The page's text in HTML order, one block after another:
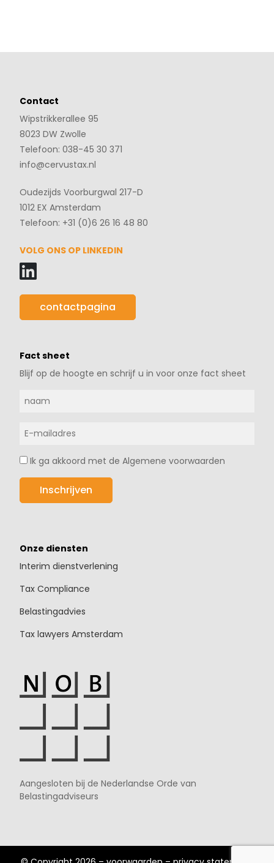
Contact
Wipstrikkerallee 95
8023 DW Zwolle
Telefoon: 038-45 30 371
info@cervustax.nl
Oudezijds Voorburgwal 217-D
1012 EX Amsterdam
Telefoon: +31 (0)6 26 16 48 80
VOLG ONS OP LINKEDIN
contactpagina
Fact sheet
Blijf op de hoogte en schrijf u in voor onze fact sheet
Ik ga akkoord met de Algemene voorwaarden
Onze diensten
Interim dienstverlening
Tax Compliance
Belastingadvies
Tax lawyers Amsterdam
Aangesloten bij de Nederlandse Orde van
Belastingadviseurs